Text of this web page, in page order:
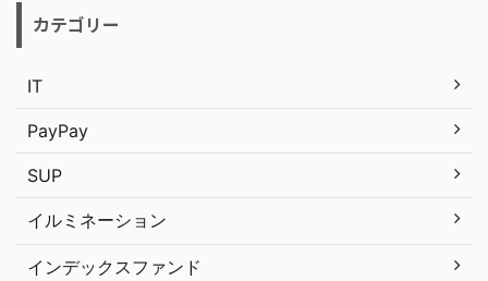
カテゴリー
IT
PayPay
SUP
イルミネーション
インデックスファンド